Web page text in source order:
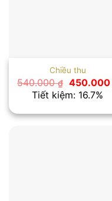
Chiều thu
540.000₫ Giá
gốc
là:
450.000
Tiết kiệm: 16.7%